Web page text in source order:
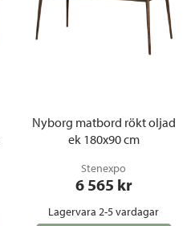
Nyborg matbord rökt oljad
ek 180x90 cm
Stenexpo
6 565 kr
Lagervara 2-5 vardagar